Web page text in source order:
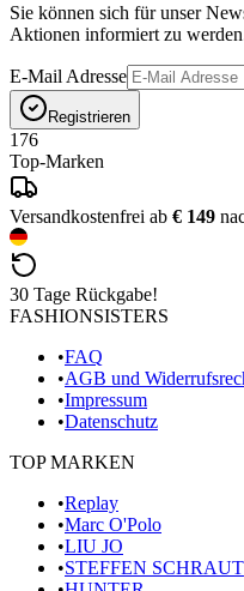
Sie können sich für unser
Aktionen informiert zu
E-Mail Adresse
Registrieren
176
Top-Marken
Versandkostenfrei ab € 149
30 Tage Rückgabe!
FASHIONSISTERS
•FAQ
•AGB und
•Impressum
•Datenschutz
TOP MARKEN
•Replay
•Marc O'Polo
•LIU JO
•STEFFEN SCHRAUT